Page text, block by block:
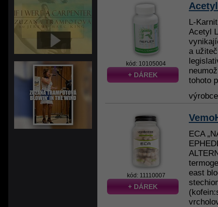
kód: 10105004
+ DÁREK
L-
Acetyl
a
tohoto
kód: 11110007
+ DÁREK
ECA
east